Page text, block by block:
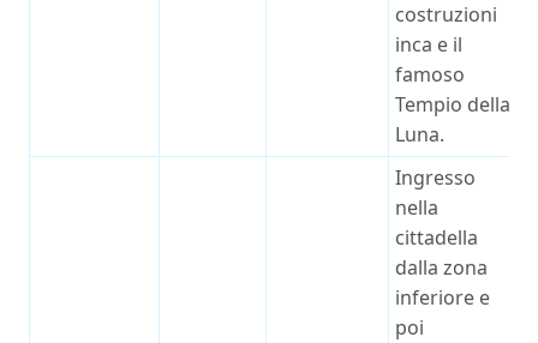
costruzioni
inca e il
famoso
Tempio della
Luna.
Ingresso
nella
cittadella
dalla zona
inferiore e
poi